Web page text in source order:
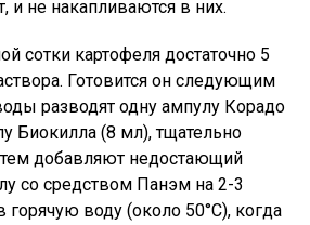
и не накапливаются в них.
сотки картофеля достаточно 5
Готовится он следующим
разводят одну ампулу Корадо
Биокилла (8 мл), тщательно
добавляют недостающий
со средством Панэм на 2-3
воду (около 50°С), когда